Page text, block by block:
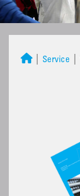
Service